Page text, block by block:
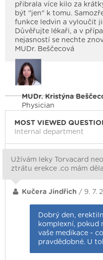
přibrala více kilo za
být "jen" k tomu.
funkce ledvin a vyloučit
Důvěřujte lékaři, a v
nejasností se nechte
MUDr. Beščecová
MUDr. Kristýna
Physician
MOST VIEWED
Internal department
Užívám leky Torvacard
ztrátu erekce .co mám
Kučera Jindřich / 9. 7.
Dobrý den,
komplexní, pokud
vaše medikace -
pravdědobné. U